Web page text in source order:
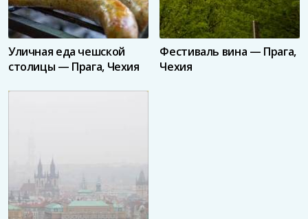
Уличная еда чешской
столицы — Прага, Чехия
Фестиваль вина — Прага,
Чехия